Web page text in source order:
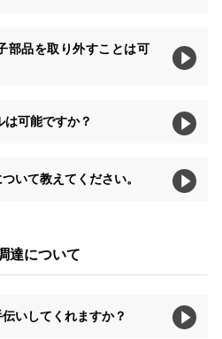
部品を取り外すことは可
可能ですか？
いて教えてください。
達について
いしてくれますか？